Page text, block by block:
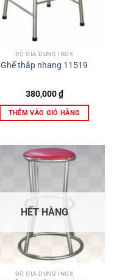
ĐỒ GIA DỤNG INOX
Ghế thắp nhang 11519
380,000₫
THÊM VÀO GIỎ HÀNG
HẾT HÀNG
ĐỒ GIA DỤNG INOX